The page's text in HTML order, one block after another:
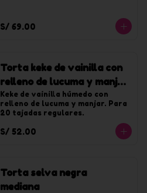
S/ 69.00
Torta keke de vainilla con
relleno de lucuma y manjar
mediana
Keke de vainilla húmedo con
relleno de lucuma y manjar. Para
20 tajadas regulares.
S/ 52.00
Torta selva negra
mediana